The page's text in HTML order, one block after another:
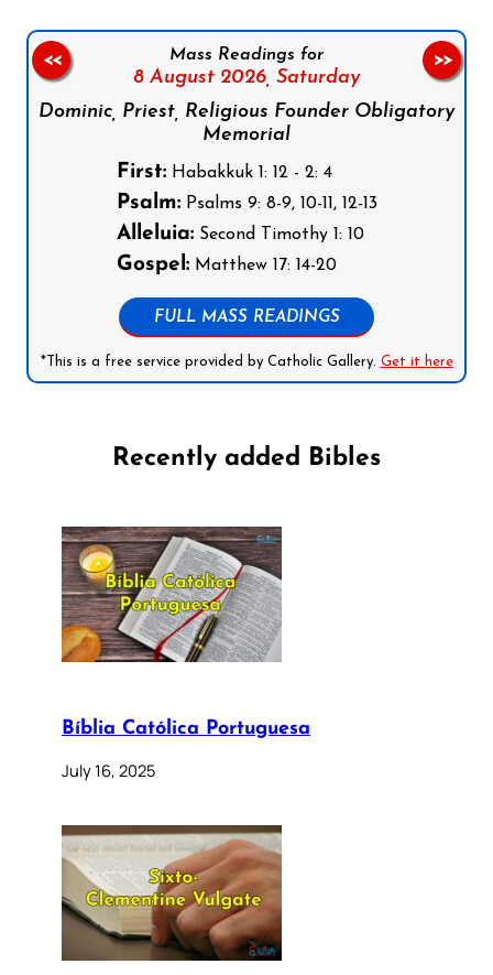
Mass Readings for
8 August 2026, Saturday
Dominic, Priest, Religious Founder Obligatory
Memorial
First:Habakkuk 1: 12 - 2: 4
Psalm:Psalms 9: 8-9, 10-11, 12-13
Alleluia:Second Timothy 1: 10
Gospel:Matthew 17: 14-20
FULL MASS READINGS
*This is a free service provided by Catholic Gallery. Get it here
<< >>
Recently added Bibles
Bíblia Católica Portuguesa
July 16, 2025